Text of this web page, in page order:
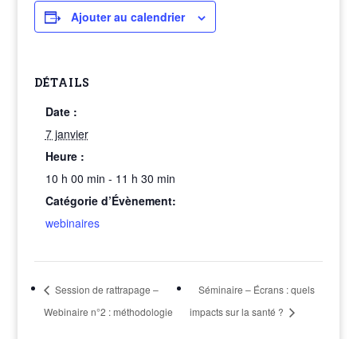
Ajouter au calendrier
DÉTAILS
Date :
7 janvier
Heure :
10 h 00 min - 11 h 30 min
Catégorie d’Évènement:
webinaires
Session de rattrapage –
Webinaire n°2 : méthodologie
Séminaire – Écrans : quels
impacts sur la santé ?